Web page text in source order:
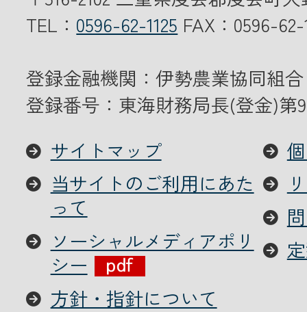
TEL： 0596-62-1125 FAX：0596-62-
登録金融機関：伊勢農業協同組合
登録番号：東海財務局長(登金)第
サイトマップ
当サイトのご利用にあた
って
ソーシャルメディアポリ
シー
方針・指針について